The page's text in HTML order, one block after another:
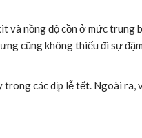
và nồng độ cồn ở mức
cũng không thiếu đi sự
các dịp lễ tết. Ngoài ra,